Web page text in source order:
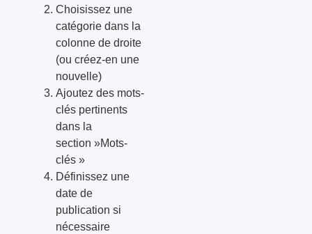
Choisissez une
catégorie dans la
colonne de droite
(ou créez-en une
nouvelle)
Ajoutez des mots-
clés pertinents
dans la
section »Mots-
clés »
Définissez une
date de
publication si
nécessaire